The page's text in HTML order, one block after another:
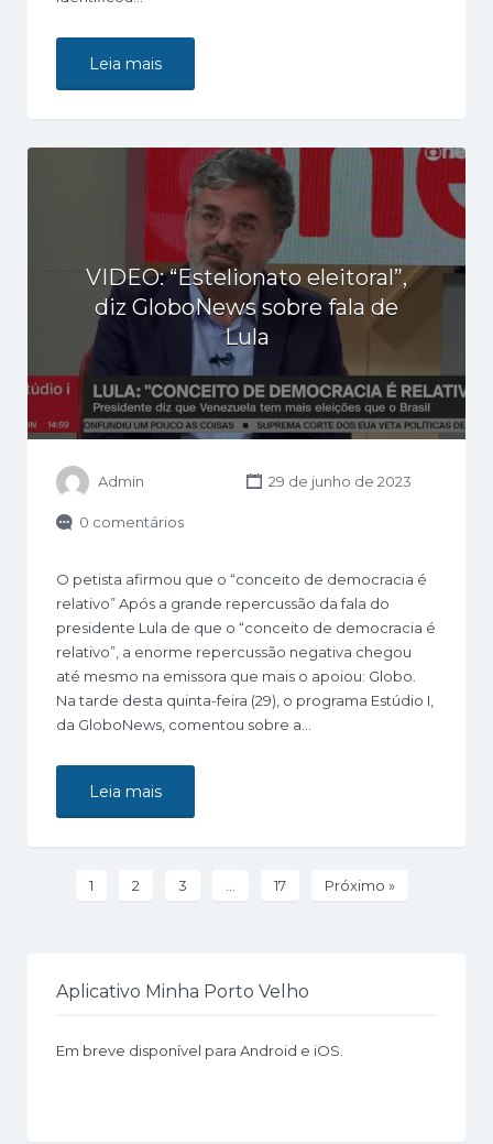
Leia mais
VIDEO: “Estelionato eleitoral”,
diz GloboNews sobre fala de
Lula
Admin 29 de junho de 2023
0 comentários
O petista afirmou que o “conceito de democracia é
relativo” Após a grande repercussão da fala do
presidente Lula de que o “conceito de democracia é
relativo”, a enorme repercussão negativa chegou
até mesmo na emissora que mais o apoiou: Globo.
Na tarde desta quinta-feira (29), o programa Estúdio I,
da GloboNews, comentou sobre a…
Leia mais
1 2 3 17 Próximo »
Aplicativo Minha Porto Velho
Em breve disponível para Android e iOS.